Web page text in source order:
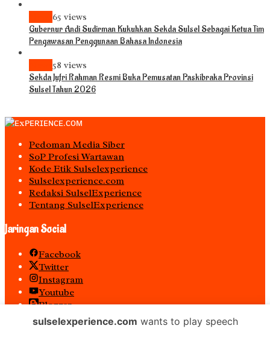
65 views
Gubernur Andi Sudirman Kukuhkan Sekda Sulsel Sebagai Ketua Tim
Pengawasan Penggunaan Bahasa Indonesia
58 views
Sekda Jufri Rahman Resmi Buka Pemusatan Paskibraka Provinsi
Sulsel Tahun 2026
Pedoman Media Siber
S0P Profesi Wartawan
Kode Etik Sulselexperience
Sulselexperience.com
Redaksi SulselExperience
Tentang SulselExperience
Jaringan Social
Facebook
Twitter
Instagram
Youtube
Blogger
Spotify
sulselexperience.com wants to play speech